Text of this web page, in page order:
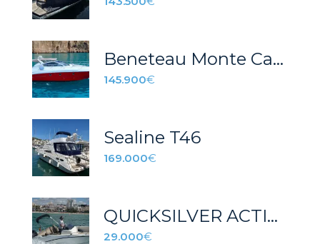
Beneteau Monte Carlo 37
145.900€
Sealine T46
169.000€
QUICKSILVER ACTIV 605 OPEN
29.000€